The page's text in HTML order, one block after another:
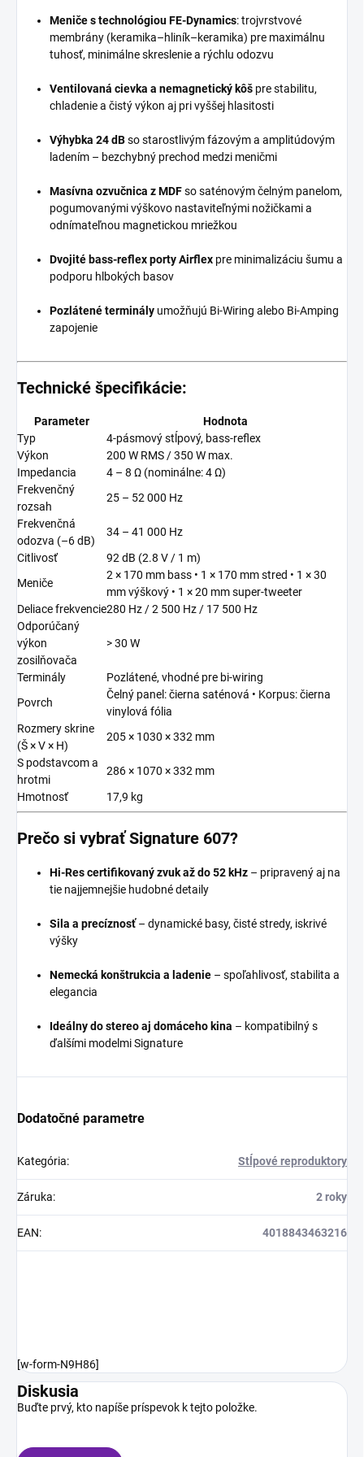
Meniče s technológiou FE-Dynamics: trojvrstvové
membrány (keramika–hliník–keramika) pre maximálnu
tuhosť, minimálne skreslenie a rýchlu odozvu
Ventilovaná cievka a nemagnetický kôš pre stabilitu,
chladenie a čistý výkon aj pri vyššej hlasitosti
Výhybka 24 dBso starostlivým fázovým a amplitúdovým
ladením – bezchybný prechod medzi meničmi
Masívna ozvučnica z MDFso saténovým čelným panelom,
pogumovanými výškovo nastaviteľnými nožičkami a
odnímateľnou magnetickou mriežkou
Dvojité bass-reflex porty Airflex pre minimalizáciu šumu a
podporu hlbokých basov
Pozlátené terminály umožňujú Bi-Wiring alebo Bi-Amping
zapojenie
Technické špecifikácie:
Parameter
Hodnota
Typ
4-pásmový stĺpový, bass-reflex
Výkon
200 W RMS / 350 W max.
Impedancia
4 – 8 Ω (nominálne: 4 Ω)
Frekvenčný
rozsah
25 – 52 000 Hz
Frekvenčná
odozva (–6 dB)
34 – 41 000 Hz
Citlivosť
92 dB (2.8 V / 1 m)
Meniče
2 × 170 mm bass • 1 × 170 mm stred • 1 × 30
mm výškový • 1 × 20 mm super-tweeter
Deliace frekvencie280 Hz / 2 500 Hz / 17 500 Hz
Odporúčaný
výkon
zosilňovača
> 30 W
Terminály
Pozlátené, vhodné pre bi-wiring
Povrch
Čelný panel: čierna saténová • Korpus: čierna
vinylová fólia
Rozmery skrine
(Š × V × H)
205 × 1030 × 332 mm
S podstavcom a
hrotmi
286 × 1070 × 332 mm
Hmotnosť
17,9 kg
Prečo si vybrať Signature 607?
Hi-Res certifikovaný zvuk až do 52 kHz – pripravený aj na
tie najjemnejšie hudobné detaily
Sila a precíznosť– dynamické basy, čisté stredy, iskrivé
výšky
Nemecká konštrukcia a ladenie – spoľahlivosť, stabilita a
elegancia
Ideálny do stereo aj domáceho kina – kompatibilný s
ďalšími modelmi Signature
Dodatočné parametre
Kategória: Stĺpové reproduktory
Záruka: 2 roky
EAN: 4018843463216
[w-form-N9H86]
Diskusia
Buďte prvý, kto napíše príspevok k tejto položke.